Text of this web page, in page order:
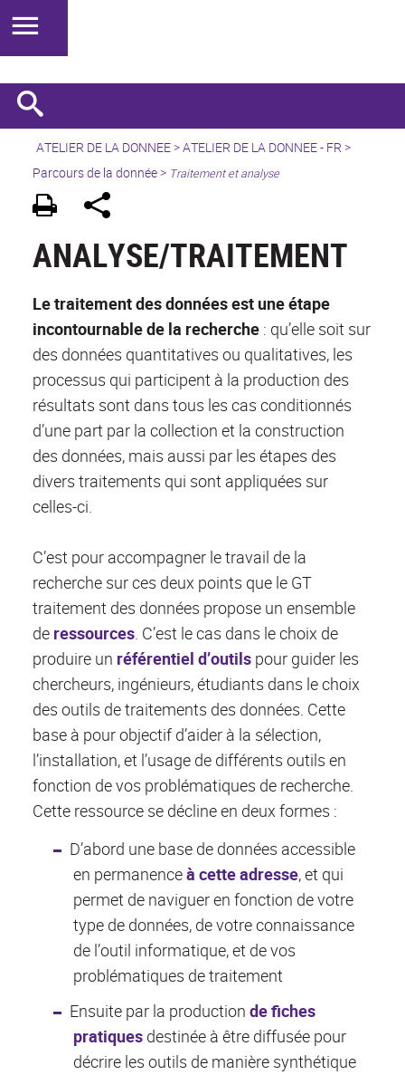
ATELIER DE LA DONNEE>ATELIER DE LA DONNEE - FR >
Parcours de la donnée> Traitement et analyse
ANALYSE/TRAITEMENT
Le traitement des données est une étape
incontournable de la recherche : qu’elle soit sur
des données quantitatives ou qualitatives, les
processus qui participent à la production des
résultats sont dans tous les cas conditionnés
d’une part par la collection et la construction
des données, mais aussi par les étapes des
divers traitements qui sont appliquées sur
celles-ci.
C’est pour accompagner le travail de la
recherche sur ces deux points que le GT
traitement des données propose un ensemble
de ressources. C’est le cas dans le choix de
produire un référentiel d’outils pour guider les
chercheurs, ingénieurs, étudiants dans le choix
des outils de traitements des données. Cette
base à pour objectif d’aider à la sélection,
l’installation, et l’usage de différents outils en
fonction de vos problématiques de recherche.
Cette ressource se décline en deux formes :
D’abord une base de données accessible
en permanenceà cette adresse, et qui
permet de naviguer en fonction de votre
type de données, de votre connaissance
de l’outil informatique, et de vos
problématiques de traitement
Ensuite par la production de fiches
pratiques destinée à être diffusée pour
décrire les outils de manière synthétique